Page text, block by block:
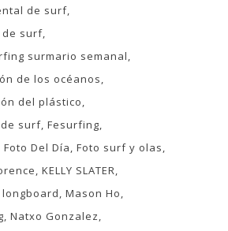
de surf
de surf
surmario semanal
de los océanos
del plástico
surf Fesurfing
Foto Del Día Foto surf y olas
KELLY SLATER
longboard Mason Ho
Natxo Gonzalez